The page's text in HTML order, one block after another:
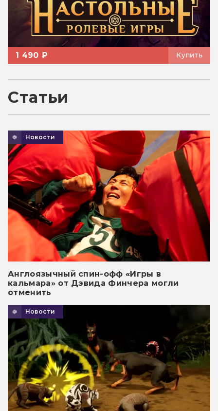
1 490 ₽ Купить
Статьи
Новости
Англоязычный спин-офф «Игры в
кальмара» от Дэвида Финчера могли
отменить
Новости